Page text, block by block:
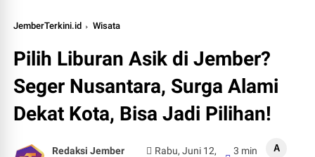
JemberTerkini.id Wisata
Pilih Liburan Asik di Jember?
Seger Nusantara, Surga Alami
Dekat Kota, Bisa Jadi Pilihan!
Redaksi Jember
Rabu, Juni 12,
3 min
A